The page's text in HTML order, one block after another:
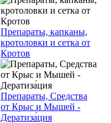
Препараты, капканы,
кротоловки и сетка от
Кротов
Препараты, Средства
от Крыс и Мышей -
Дератиза́ция